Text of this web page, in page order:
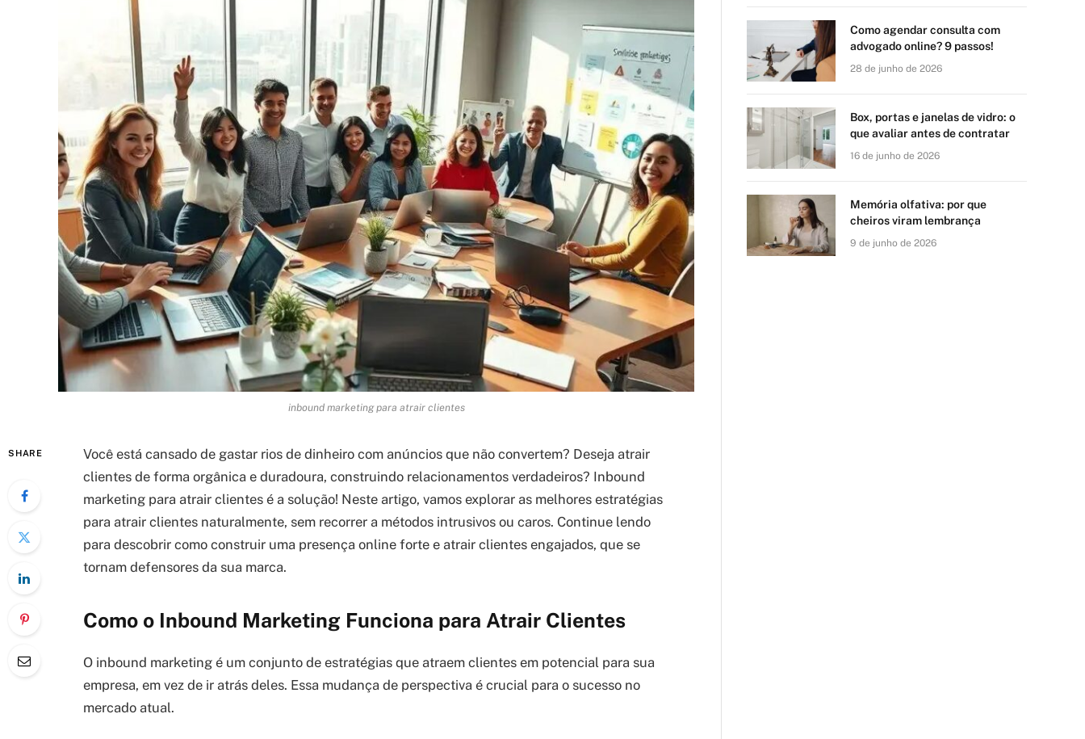
inbound marketing para atrair clientes
SHARE
Você está cansado de gastar rios de dinheiro com anúncios que não convertem? Deseja atrair
clientes de forma orgânica e duradoura, construindo relacionamentos verdadeiros? Inbound
marketing para atrair clientes é a solução! Neste artigo, vamos explorar as melhores estratégias
para atrair clientes naturalmente, sem recorrer a métodos intrusivos ou caros. Continue lendo
para descobrir como construir uma presença online forte e atrair clientes engajados, que se
tornam defensores da sua marca.
Como o Inbound Marketing Funciona para Atrair Clientes
O inbound marketing é um conjunto de estratégias que atraem clientes em potencial para sua
empresa, em vez de ir atrás deles. Essa mudança de perspectiva é crucial para o sucesso no
mercado atual.
Como agendar consulta com
advogado online? 9 passos!
28 de junho de 2026
Box, portas e janelas de vidro: o
que avaliar antes de contratar
16 de junho de 2026
Memória olfativa: por que
cheiros viram lembrança
9 de junho de 2026